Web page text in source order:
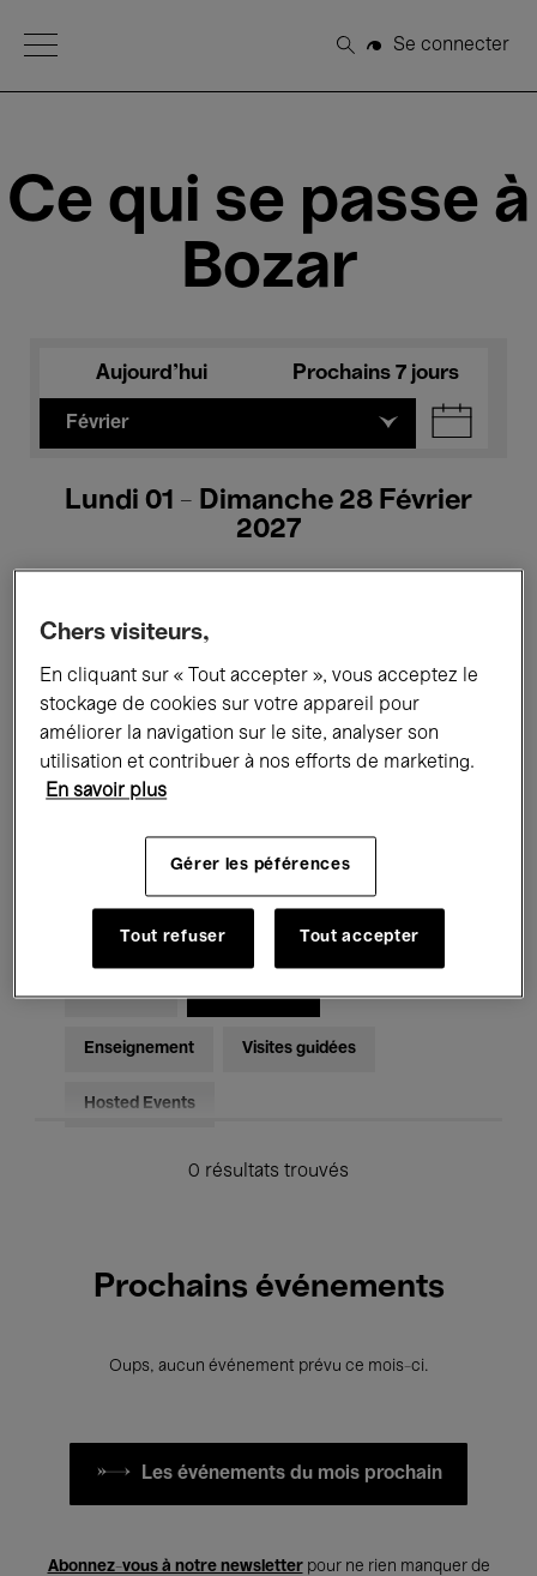
Open Menu
Rechercher
Se connecter
Ce qui se passe à
Bozar
Aujourd'hui Prochains 7 jours
Février
Lundi 01 - Dimanche 28 Février
2027
Tous les événements Concerts
Expositions Films Performances
Rencontres & Débats
Musique classique Global Music
Musique électronique
Pour tous Kids’ Palace
Enseignement Visites guidées
Hosted Events
0 résultats trouvés
Prochains événements
Oups, aucun événement prévu ce mois-ci.
Les événements du mois prochain
Abonnez-vous à notre newsletterpour ne rien manquer de
Chers visiteurs,
En cliquant sur « Tout accepter », vous acceptez le
stockage de cookies sur votre appareil pour
améliorer la navigation sur le site, analyser son
utilisation et contribuer à nos efforts de marketing.
En savoir plus
Gérer les péférences
Tout refuser Tout accepter